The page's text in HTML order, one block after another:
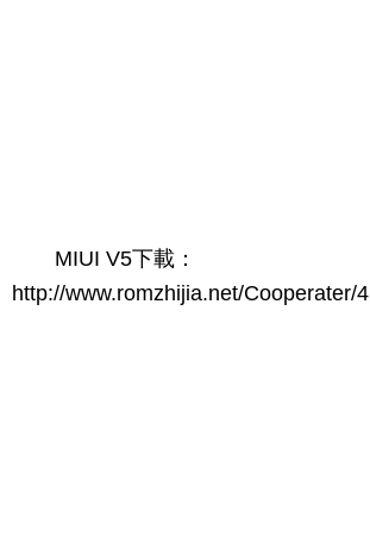
MIUI V5下載：
http://www.romzhijia.net/Cooperater/4